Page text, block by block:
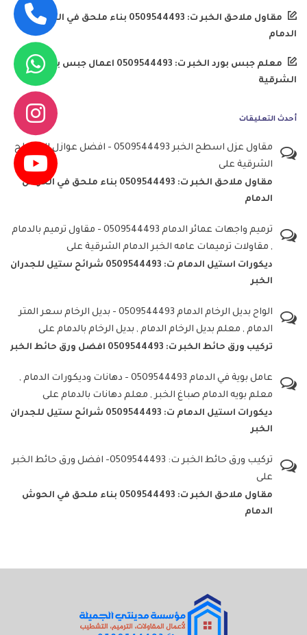
مقاول ملاحق الخبر ت: 0509544493 بناء ملحق في الحوش
الدمام
معلم جبس بورد الخبر ت: 0509544493 اعمال جبس بورد
الشرقية
أحدث التعليقات
مقاول عزل اسطح الخبر 0509544493 - افضل عوازل الاسطح
الشرقية على
مقاول ملاحق الخبر ت: 0509544493 بناء ملحق في الحوش
الدمام
ترميم واجهات عمائر الدمام 0509544493 - مقاول ترميم بالدمام
, مقاولات ترميمات عامه الخبر الدمام الشرقية على
ديكورات استيل الدمام ت: 0509544493 شرائح ستيل للجدران
الخبر
الواح بديل الرخام الدمام 0509544493 - بديل الرخام سعر المتر
الدمام , معلم بديل الرخام الدمام , بديل الرخام بالدمام على
تركيب ورق حائط الخبر ت: 0509544493 افضل ورق حائط الخبر
عامل بوية في الدمام 0509544493 - دهانات وديكورات الدمام ,
معلم بويه الدمام صباغ الخبر , معلم دهانات بالدمام على
ديكورات استيل الدمام ت: 0509544493 شرائح ستيل للجدران
الخبر
تركيب ورق حائط الخبر ت: 0509544493- افضل ورق حائط الخبر
على
مقاول ملاحق الخبر ت: 0509544493 بناء ملحق في الحوش
الدمام